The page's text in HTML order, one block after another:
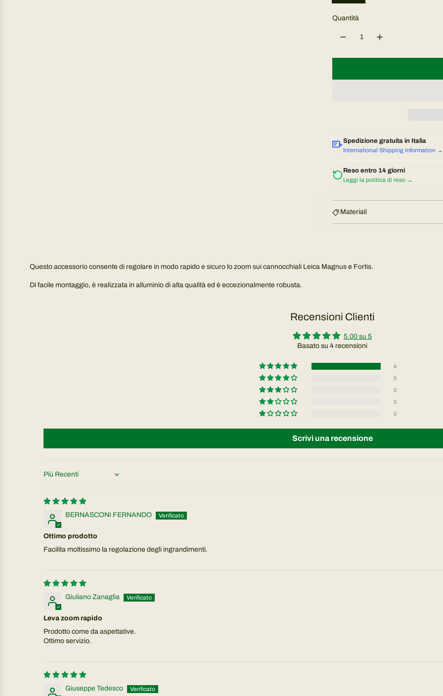
z
o
n
m
a
e
Quantità
Spedizione gratuita in Italia
International Shipping Information →
Reso entro 14 giorni
Leggi la politica di reso →
Materiali
Questo accessorio consente di regolare in modo rapido e sicuro lo zoom sui cannocchiali Leica Magnus e Fortis.
Di facile montaggio, è realizzata in alluminio di alta qualità ed è eccezionalmente robusta.
Recensioni Clienti
5.00 su 5
Basato su 4 recensioni
4
0
0
0
0
Scrivi una recensione
Sort by
BERNASCONI FERNANDO
Ottimo prodotto
Facilita moltissimo la regolazione degli ingrandimenti.
Giuliano Zanaglia
Leva zoom rapido
Prodotto come da aspettative.
Ottimo servizio.
Giuseppe Tedesco